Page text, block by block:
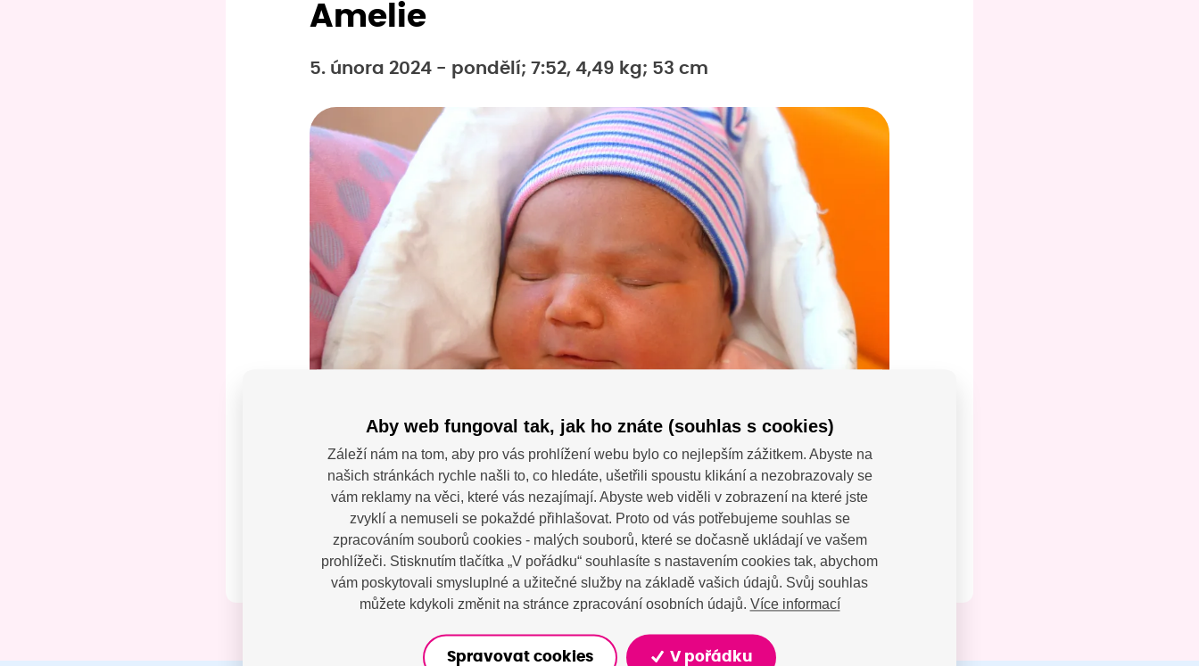
Amelie
5. února 2024 - pondělí; 7:52, 4,49 kg; 53 cm
Máte dotazy?
Kontaktujte nás
SDÍLEJTE:
Aby web fungoval tak, jak ho znáte (souhlas s cookies)
Záleží nám na tom, aby pro vás prohlížení webu bylo co nejlepším zážitkem. Abyste na
našich stránkách rychle našli to, co hledáte, ušetřili spoustu klikání a nezobrazovaly se
vám reklamy na věci, které vás nezajímají. Abyste web viděli v zobrazení na které jste
zvyklí a nemuseli se pokaždé přihlašovat. Proto od vás potřebujeme souhlas se
zpracováním souborů cookies - malých souborů, které se dočasně ukládají ve vašem
prohlížeči. Stisknutím tlačítka „V pořádku“ souhlasíte s nastavením cookies tak, abychom
vám poskytovali smysluplné a užitečné služby na základě vašich údajů. Svůj souhlas
můžete kdykoli změnit na stránce zpracování osobních údajů. Více informací
Spravovat cookies V pořádku